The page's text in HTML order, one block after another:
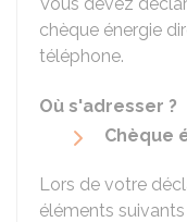
chèque énergie
téléphone.
Où s'adresser ?
Chèque
Lors de votre
éléments suivants